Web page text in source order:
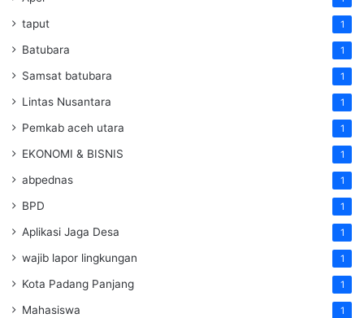
taput 1
Batubara 1
Samsat batubara 1
Lintas Nusantara 1
Pemkab aceh utara 1
EKONOMI & BISNIS 1
abpednas 1
BPD 1
Aplikasi Jaga Desa 1
wajib lapor lingkungan 1
Kota Padang Panjang 1
Mahasiswa 1